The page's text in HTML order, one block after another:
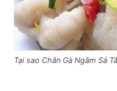
Tại sao Chân Gà Ngâm Sả